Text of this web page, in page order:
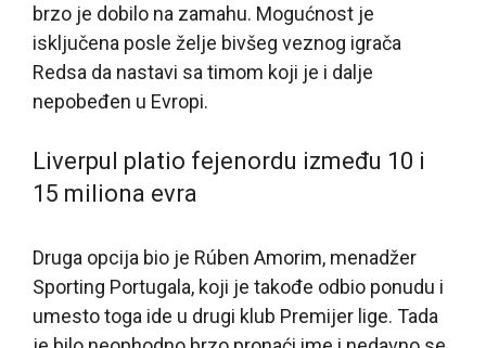
brzo je dobilo na zamahu. Mogućnost je
isključena posle želje bivšeg veznog igrača
Redsa da nastavi sa timom koji je i dalje
nepobeđen u Evropi.
Liverpul platio fejenordu između 10 i
15 miliona evra
Druga opcija bio je Rúben Amorim, menadžer
Sporting Portugala, koji je takođe odbio ponudu i
umesto toga ide u drugi klub Premijer lige. Tada